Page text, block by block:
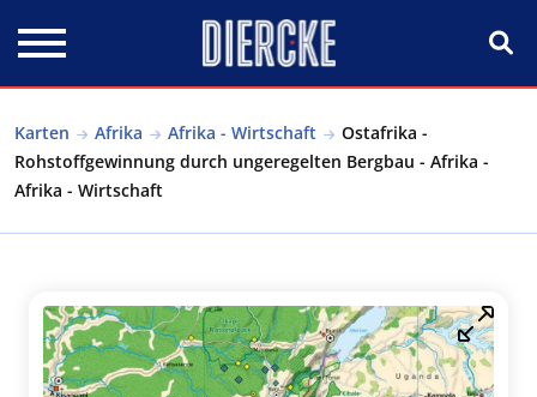
Karten Afrika Afrika - Wirtschaft
Ostafrika -
Rohstoffgewinnung durch ungeregelten Bergbau - Afrika -
Afrika - Wirtschaft